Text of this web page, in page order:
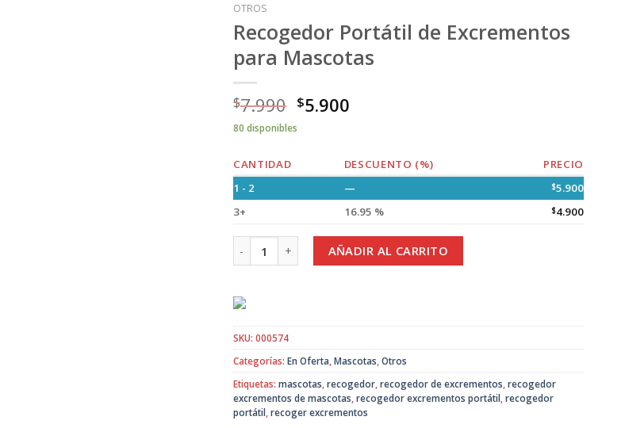
OTROS
Recogedor Portátil de Excrementos
para Mascotas
$7.990 $5.900
80 disponibles
CANTIDAD DESCUENTO (%)
PRECIO
1 - 2
— $5.900
3+
16.95 % $4.900
Recogedor Portátil de Excrementos para Mascotas cantidad
AÑADIR AL CARRITO
SKU: 000574
Categorías: En Oferta,Mascotas,Otros
Etiquetas: mascotas,recogedor,recogedor de excrementos,recogedor
excrementos de mascotas,recogedor excrementos portátil,recogedor
portátil,recoger excrementos